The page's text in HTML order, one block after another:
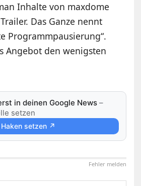
Inhalte von maxdome
Das Ganze nennt
Programmpausierung“.
Angebot den wenigsten
in deinen Google News –
setzen
Haken setzen ↗
Fehler melden